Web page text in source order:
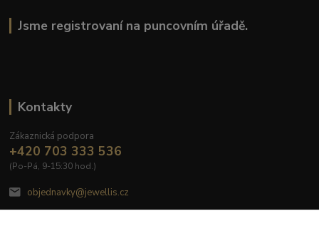
Jsme registrovaní na puncovním úřadě.
Kontakty
Zákaznická podpora
+420 703 333 536
(Po-Pá, 9-15:30 hod.)
objednavky@jewellis.cz